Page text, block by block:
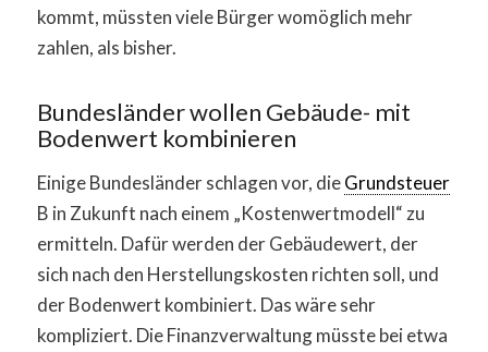
kommt, müssten viele Bürger womöglich mehr
zahlen, als bisher.
Bundesländer wollen Gebäude- mit
Bodenwert kombinieren
Einige Bundesländer schlagen vor, dieGrundsteuer
B in Zukunft nach einem „Kostenwertmodell“ zu
ermitteln. Dafür werden der Gebäudewert, der
sich nach den Herstellungskosten richten soll, und
der Bodenwert kombiniert. Das wäre sehr
kompliziert. Die Finanzverwaltung müsste bei etwa